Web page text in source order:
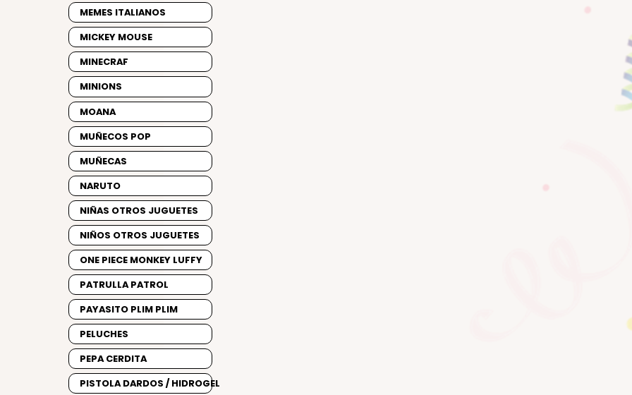
MEMES ITALIANOS
MICKEY MOUSE
MINECRAF
MINIONS
MOANA
MUÑECOS POP
MUÑECAS
NARUTO
NIÑAS OTROS JUGUETES
NIÑOS OTROS JUGUETES
ONE PIECE MONKEY LUFFY
PATRULLA PATROL
PAYASITO PLIM PLIM
PELUCHES
PEPA CERDITA
PISTOLA DARDOS / HIDROGEL